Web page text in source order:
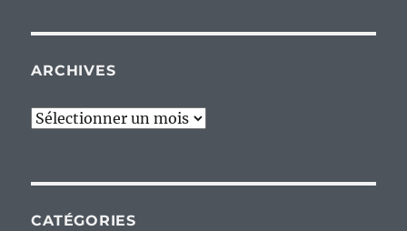
ARCHIVES
Archives
CATÉGORIES